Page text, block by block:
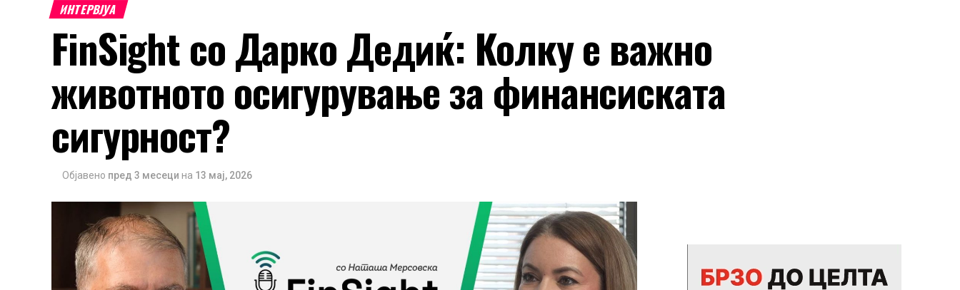
ИНТЕРВЈУА
FinSight со Дарко Дедиќ: Колку е важно
животното осигурување за финансиската
сигурност?
Објавено пред 3 месеци на 13 мај, 2026